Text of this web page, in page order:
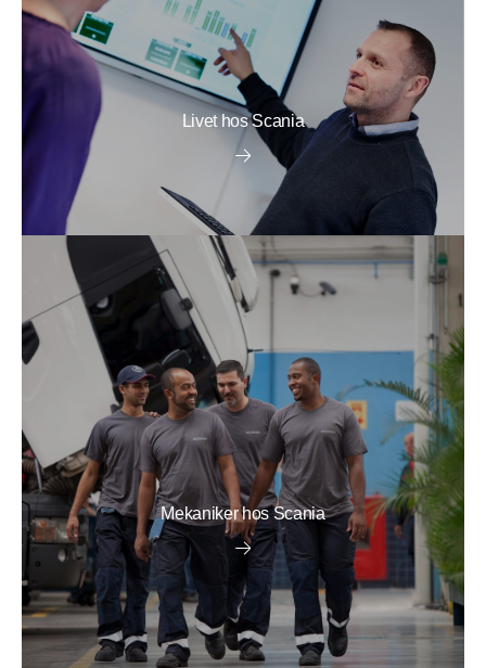
Livet hos Scania
Mekaniker hos Scania